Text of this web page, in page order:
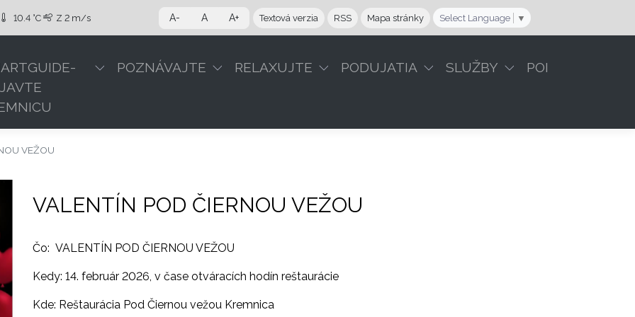
10.4 °C Z 2 m/s A- A A+ Textová verzia RSS Mapa stránky Select Language ▼
POZNÁVAJTE RELAXUJTE PODUJATIA SLUŽBY POI
VEŽOU
VALENTÍN POD ČIERNOU VEŽOU
Čo: VALENTÍN POD ČIERNOU VEŽOU
Kedy: 14. február 2026, v čase otváracích hodín reštaurácie
Kde: Reštaurácia Pod Čiernou vežou Kremnica